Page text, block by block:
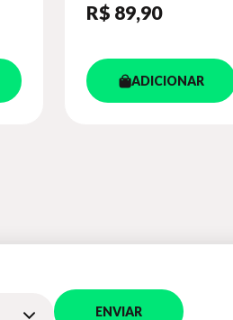
R$ 89,90
ADICIONAR
ENVIAR